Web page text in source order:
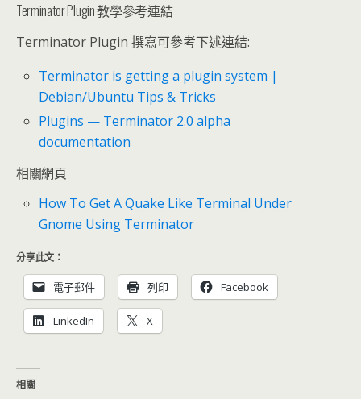
Terminator Plugin 教學參考連結
Terminator Plugin 撰寫可參考下述連結:
Terminator is getting a plugin system |
Debian/Ubuntu Tips & Tricks
Plugins — Terminator 2.0 alpha
documentation
相關網頁
How To Get A Quake Like Terminal Under
Gnome Using Terminator
分享此文：
電子郵件 列印 Facebook
LinkedIn X
相關